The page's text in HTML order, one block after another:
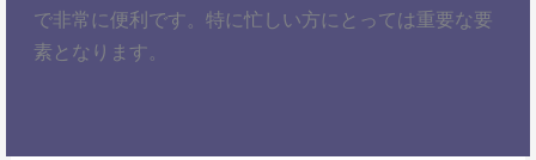
で非常に便利です。特に忙しい方にとっては重要な要
素となります。